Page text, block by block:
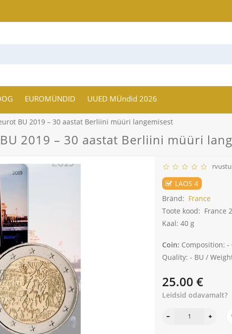
EUROMÜNDID UUED MÜndid 2026
BU 2019 – 30 aastat Berliini müüri langemisest
2019 – 30 aastat Berliini müüri
LAOS 4
Bränd: France
Toote kood: France
Kaal: 40 g
Coin: Composition: -
Quality: - BU /
25.00 €
Leidsid odavamalt?